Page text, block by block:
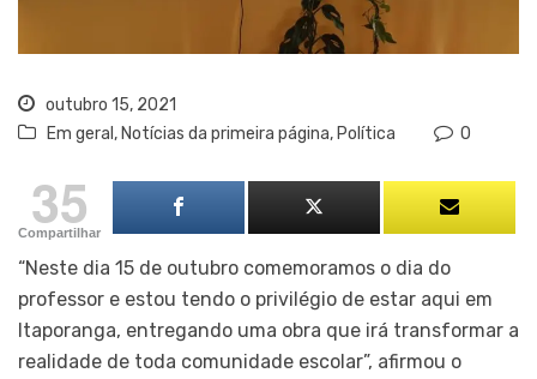
outubro 15, 2021
Em geral , Notícias da primeira página, Política 0
35
Compartilhar
“Neste dia 15 de outubro comemoramos o dia do
professor e estou tendo o privilégio de estar aqui em
Itaporanga, entregando uma obra que irá transformar a
realidade de toda comunidade escolar”, afirmou o